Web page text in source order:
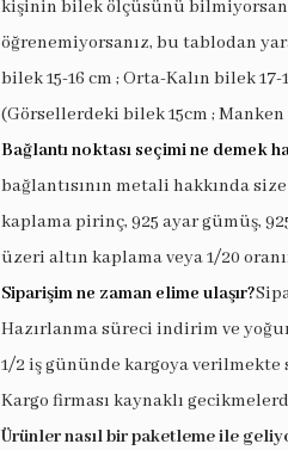
kişinin bilek ölçüsünü
öğrenemiyorsanız, bu tablodan
bilek 15-16 cm ; Orta-Kalın bilek
(Görsellerdeki bilek 15cm ; Manken
Bağlantı noktası seçimi ne demek
bağlantısının metali hakkında
kaplama pirinç, 925 ayar gümüş,
üzeri altın kaplama veya 1/20
Siparişim ne zaman elime ulaşır?
Hazırlanma süreci indirim ve
1/2 iş gününde kargoya verilmekte
Kargo firması kaynaklı
Ürünler nasıl bir paketleme ile